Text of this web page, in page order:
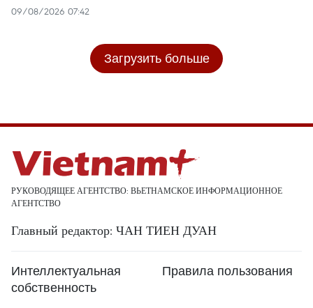
09/08/2026 07:42
Загрузить больше
РУКОВОДЯЩЕЕ АГЕНТСТВО: ВЬЕТНАМСКОЕ ИНФОРМАЦИОННОЕ
АГЕНТСТВО
Главный редактор: ЧАН ТИЕН ДУАН
Интеллектуальная
собственность
Правила пользования